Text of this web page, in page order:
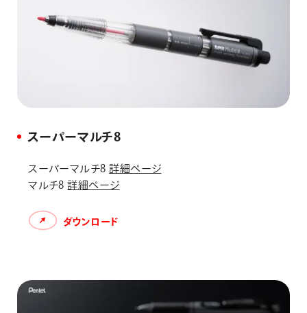
スーパーマルチ8
スーパーマルチ8詳細ページ
マルチ8詳細ページ
ダウンロード